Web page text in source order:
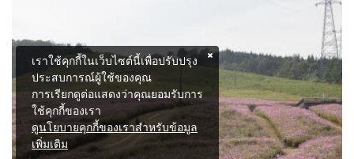
เราใช้คุกกี้ในเว็บไซต์นี้เพื่อปรับปรุง
ประสบการณ์ผู้ใช้ของคุณ
การเรียกดูต่อแสดงว่าคุณยอมรับการ
ใช้คุกกี้ของเรา
ดูนโยบายคุกกี้ของเราสำหรับข้อมูล
เพิ่มเติม